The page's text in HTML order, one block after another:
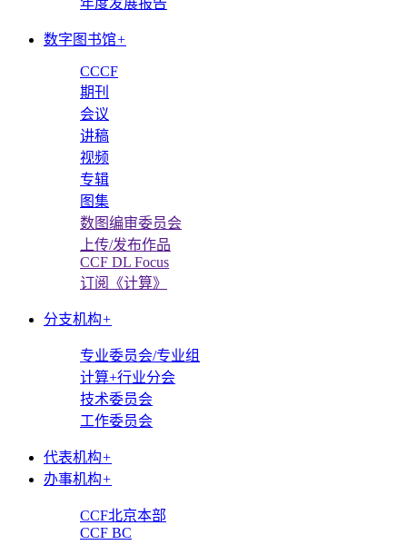
年度发展报告
数字图书馆+
CCCF
期刊
会议
讲稿
视频
专辑
图集
数图编审委员会
上传/发布作品
CCF DL Focus
订阅《计算》
分支机构+
专业委员会/专业组
计算+行业分会
技术委员会
工作委员会
代表机构+
办事机构+
CCF北京本部
CCF BC